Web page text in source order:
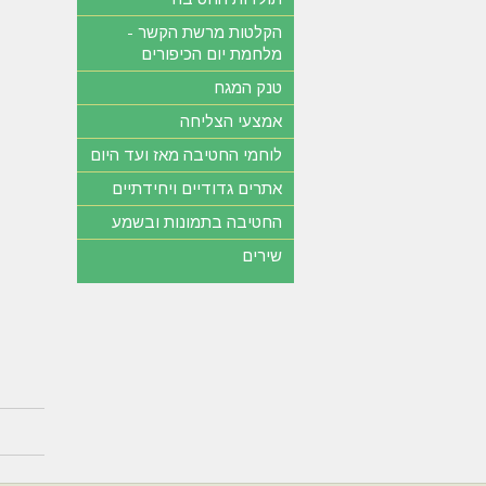
הקלטות מרשת הקשר -
מלחמת יום הכיפורים
טנק המגח
אמצעי הצליחה
לוחמי החטיבה מאז ועד היום
אתרים גדודיים ויחידתיים
החטיבה בתמונות ובשמע
שירים